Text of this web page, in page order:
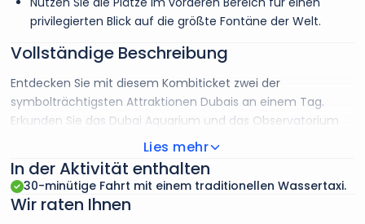
privilegierten Blick auf die größte Fontäne der Welt.
Vollständige Beschreibung
Entdecken Sie mit diesem Kombiticket zwei der
symbolträchtigsten Attraktionen Dubais an einem Tag.
Erkunden Sie das Dubai Aquarium und das Observatorium
des Burj Khalifa in einem Rundgang. Steigen Sie mit einem
reservierten Eingang auf den Burj Khalifa, wo Sie einen
spektakulären Panoramablick und Informationen über die
Architektur dieses ikonischen Wolkenkratzers erhalten.
Betreten Sie anschließend das größte Hängeaquarium der
Lies mehr
In der Aktivität enthalten
30-minütige Fahrt mit einem traditionellen Wassertaxi.
Wir raten Ihnen